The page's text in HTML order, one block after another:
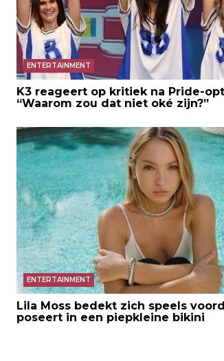
ENTERTAINMENT
K3 reageert op kritiek na Pride-
“Waarom zou dat niet oké zijn?”
ENTERTAINMENT
Lila Moss bedekt zich speels
poseert in een piepkleine bikini